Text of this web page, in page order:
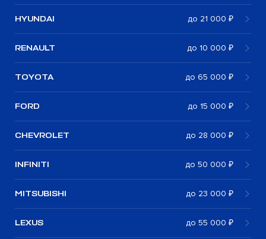
HYUNDAI до 21 000 ₽
RENAULT до 10 000 ₽
TOYOTA до 65 000 ₽
FORD до 15 000 ₽
CHEVROLET до 28 000 ₽
INFINITI до 50 000 ₽
MITSUBISHI до 23 000 ₽
LEXUS до 55 000 ₽